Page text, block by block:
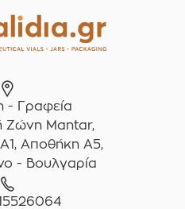
- Γραφεία
Ζώνη Mantar,
Αποθήκη Α5,
- Βουλγαρία